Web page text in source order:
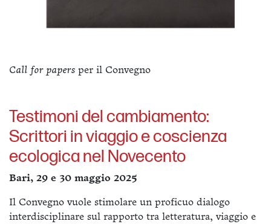
Call for papers per il Convegno
Testimoni del cambiamento:
Scrittori in viaggio e coscienza
ecologica nel Novecento
Bari, 29 e 30 maggio 2025
Il Convegno vuole stimolare un proficuo dialogo
interdisciplinare sul rapporto tra letteratura, viaggio e